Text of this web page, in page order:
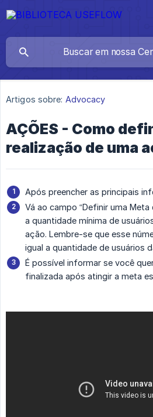
Artigos sobre: Advocacy
AÇÕES - Como
realização de uma
Após preencher as principais
Vá ao campo “Definir uma
a quantidade mínima de
ação. Lembre-se que esse
igual a quantidade de usuários
É possível informar se você
finalizada após atingir a meta